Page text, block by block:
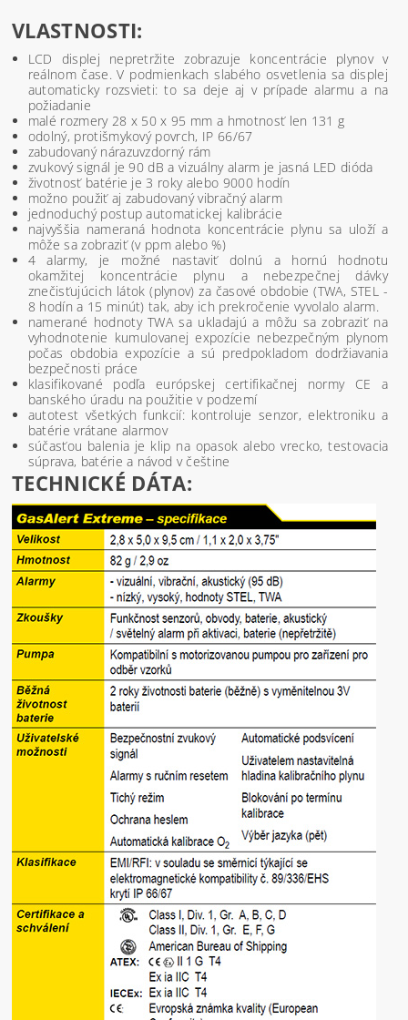
VLASTNOSTI:
LCD displej nepretržite zobrazuje koncentrácie plynov v
reálnom čase. V podmienkach slabého osvetlenia sa displej
automaticky rozsvieti: to sa deje aj v prípade alarmu a na
požiadanie
malé rozmery 28 x 50 x 95 mm a hmotnosť len 131 g
odolný, protišmykový povrch, IP 66/67
zabudovaný nárazuvzdorný rám
zvukový signál je 90 dB a vizuálny alarm je jasná LED dióda
životnosť batérie je 3 roky alebo 9000 hodín
možno použiť aj zabudovaný vibračný alarm
jednoduchý postup automatickej kalibrácie
najvyššia nameraná hodnota koncentrácie plynu sa uloží a
môže sa zobraziť (v ppm alebo %)
4 alarmy, je možné nastaviť dolnú a hornú hodnotu
okamžitej koncentrácie plynu a nebezpečnej dávky
znečisťujúcich látok (plynov) za časové obdobie (TWA, STEL -
8 hodín a 15 minút) tak, aby ich prekročenie vyvolalo alarm.
namerané hodnoty TWA sa ukladajú a môžu sa zobraziť na
vyhodnotenie kumulovanej expozície nebezpečným plynom
počas obdobia expozície a sú predpokladom dodržiavania
bezpečnosti práce
klasifikované podľa európskej certifikačnej normy CE a
banského úradu na použitie v podzemí
autotest všetkých funkcií: kontroluje senzor, elektroniku a
batérie vrátane alarmov
súčasťou balenia je klip na opasok alebo vrecko, testovacia
súprava, batérie a návod v češtine
TECHNICKÉ DÁTA: